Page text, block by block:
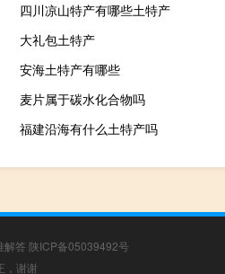
四川凉山特产有哪些土特产
大礼包土特产
安海土特产有哪些
麦片属于碳水化合物吗
福建沿海有什么土特产吗
解答 陕ICP备05039492号
，谢谢